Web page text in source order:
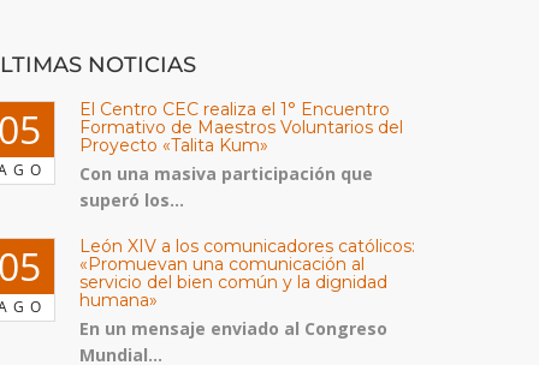
NOTICIAS
El Centro CEC realiza el 1° Encuentro
Formativo de Maestros Voluntarios del
Proyecto «Talita Kum»
Con una masiva participación que
superó los...
León XIV a los comunicadores católicos:
«Promuevan una comunicación al
servicio del bien común y la dignidad
humana»
En un mensaje enviado al Congreso
Mundial...